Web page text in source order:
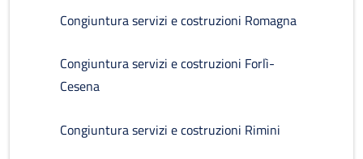
Congiuntura servizi e costruzioni Romagna
Congiuntura servizi e costruzioni Forlì-
Cesena
Congiuntura servizi e costruzioni Rimini